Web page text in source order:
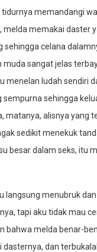
memandangi
melda memakai daster
sehingga celana
sangat jelas
menelan ludah sendiri
sehingga
matanya, alisnya yang
sedikit menekuk
besar dalam seks, itu
langsung menubruk
tapi aku tidak mau
bahwa melda benar-
dasternya, dan